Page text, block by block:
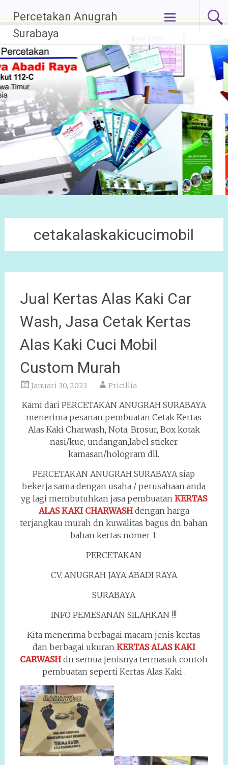
Percetakan Anugrah
Surabaya
Lompat
ke
cetakalaskakicucimobil
Jual Kertas Alas Kaki Car
Wash, Jasa Cetak Kertas
Alas Kaki Cuci Mobil
Custom Murah
Januari 30, 2023 Pricillia
Kami dari PERCETAKAN ANUGRAH SURABAYA
menerima pesanan pembuatan Cetak Kertas
Alas Kaki Charwash, Nota, Brosur, Box kotak
nasi/kue, undangan,label sticker
kamasan/hologram dll.
PERCETAKAN ANUGRAH SURABAYA siap
bekerja sama dengan usaha / perusahaan anda
yg lagi membutuhkan jasa pembuatan KERTAS
ALAS KAKI CHARWASHdengan harga
terjangkau murah dn kuwalitas bagus dn bahan
bahan kertas nomer 1.
PERCETAKAN
CV. ANUGRAH JAYA ABADI RAYA
SURABAYA
INFO PEMESANAN SILAHKAN !!!
Kita menerima berbagai macam jenis kertas
dan berbagai ukuran KERTAS ALAS KAKI
CARWASH dn semua jenisnya termasuk contoh
pembuatan seperti Kertas Alas Kaki .